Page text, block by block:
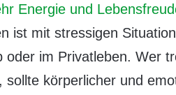
Energie und
ist mit stressigen
oder im Privatleben. Wer
sollte körperlicher und